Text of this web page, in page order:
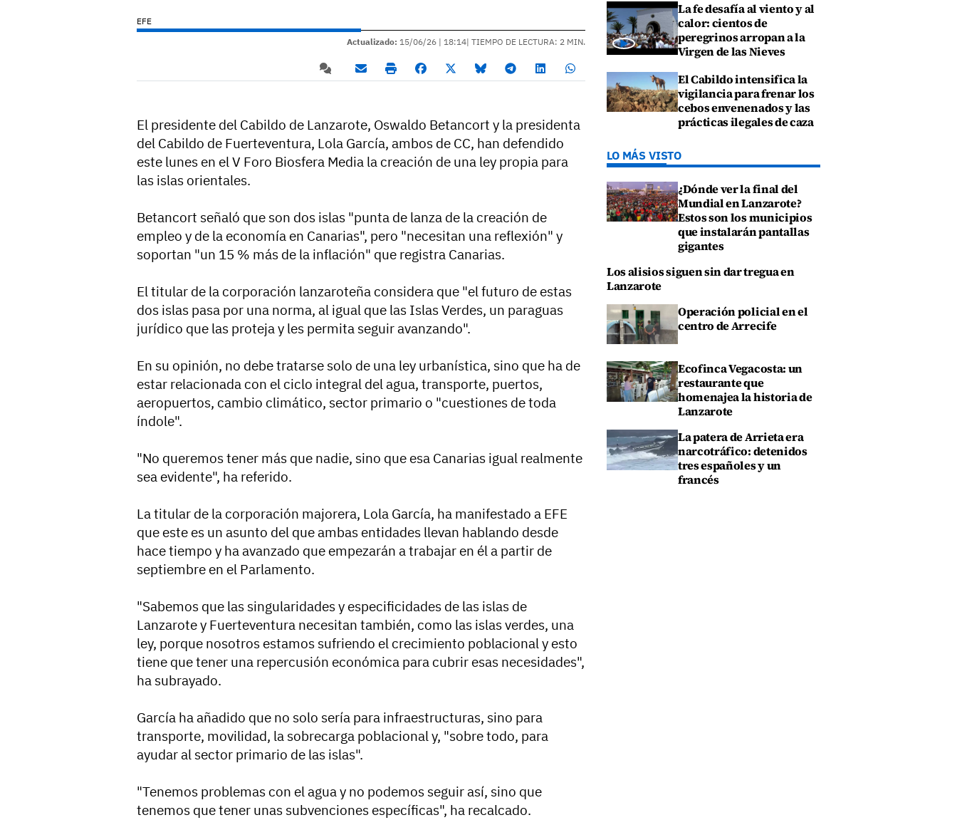
EFE
Actualizado: 15/06/26 | 18:14| TIEMPO DE LECTURA: 2 MIN.
El presidente del Cabildo de Lanzarote, Oswaldo Betancort y la presidenta
del Cabildo de Fuerteventura, Lola García, ambos de CC, han defendido
este lunes en el V Foro Biosfera Media la creación de una ley propia para
las islas orientales.
Betancort señaló que son dos islas "punta de lanza de la creación de
empleo y de la economía en Canarias", pero "necesitan una reflexión" y
soportan "un 15 % más de la inflación" que registra Canarias.
El titular de la corporación lanzaroteña considera que "el futuro de estas
dos islas pasa por una norma, al igual que las Islas Verdes, un paraguas
jurídico que las proteja y les permita seguir avanzando".
En su opinión, no debe tratarse solo de una ley urbanística, sino que ha de
estar relacionada con el ciclo integral del agua, transporte, puertos,
aeropuertos, cambio climático, sector primario o "cuestiones de toda
índole".
"No queremos tener más que nadie, sino que esa Canarias igual realmente
sea evidente", ha referido.
La titular de la corporación majorera, Lola García, ha manifestado a EFE
que este es un asunto del que ambas entidades llevan hablando desde
hace tiempo y ha avanzado que empezarán a trabajar en él a partir de
septiembre en el Parlamento.
"Sabemos que las singularidades y especificidades de las islas de
Lanzarote y Fuerteventura necesitan también, como las islas verdes, una
ley, porque nosotros estamos sufriendo el crecimiento poblacional y esto
tiene que tener una repercusión económica para cubrir esas necesidades",
ha subrayado.
García ha añadido que no solo sería para infraestructuras, sino para
transporte, movilidad, la sobrecarga poblacional y, "sobre todo, para
ayudar al sector primario de las islas".
"Tenemos problemas con el agua y no podemos seguir así, sino que
tenemos que tener unas subvenciones específicas", ha recalcado.
La fe desafía al viento y al
calor: cientos de
peregrinos arropan a la
Virgen de las Nieves
El Cabildo intensifica la
vigilancia para frenar los
cebos envenenados y las
prácticas ilegales de caza
LO MÁS VISTO
¿Dónde ver la final del
Mundial en Lanzarote?
Estos son los municipios
que instalarán pantallas
gigantes
Los alisios siguen sin dar tregua en
Lanzarote
Operación policial en el
centro de Arrecife
Ecofinca Vegacosta: un
restaurante que
homenajea la historia de
Lanzarote
La patera de Arrieta era
narcotráfico: detenidos
tres españoles y un
francés